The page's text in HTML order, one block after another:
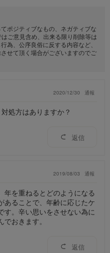
ポジティブなもの、ネガティブな
ご意見含め、出来る限り削除等は
為、公序良俗に反する内容など、
せて頂く場合がございますのでご
2020/12/30 通報
処方はありますか？
返信
2019/08/03 通報
年を重ねるとどのようになる
あることで、年齢に応じたケ
す。辛い思いをさせない為に
おきます。
返信